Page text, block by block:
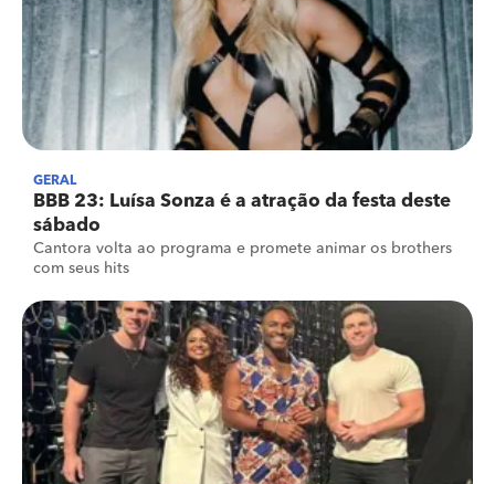
GERAL
BBB 23: Luísa Sonza é a atração da festa deste
sábado
Cantora volta ao programa e promete animar os brothers
com seus hits